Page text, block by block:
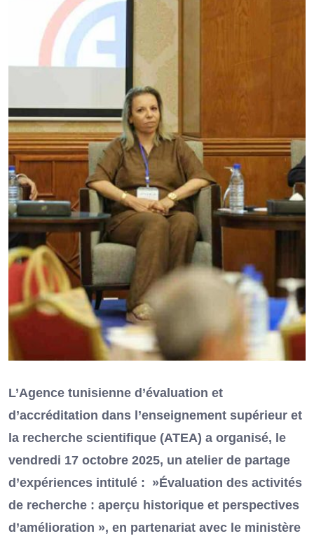
L’Agence tunisienne d’évaluation et
d’accréditation dans l’enseignement supérieur et
la recherche scientifique (ATEA) a organisé, le
vendredi 17 octobre 2025, un atelier de partage
d’expériences intitulé : »Évaluation des activités
de recherche : aperçu historique et perspectives
d’amélioration », en partenariat avec le ministère